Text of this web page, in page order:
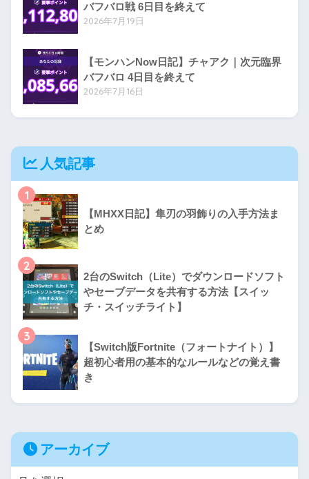
バフバロ戦 6日目を終えて
2026年7月19日
【モンハンNow日記】チャアク｜次元臨界
バフバロ 4日目を終えて
2026年7月16日
人気記事
1
【MHXX日記】隼刃の羽飾りの入手方法ま
とめ
2
2台のSwitch（Lite）でダウンロードソフト
やセーブデータを共有する方法【スイッ
チ・スイッチライト】
3
【Switch版Fortnite（フォートナイト）】
超初心者用の基本的なルールなどの覚え書
き
アーカイブ